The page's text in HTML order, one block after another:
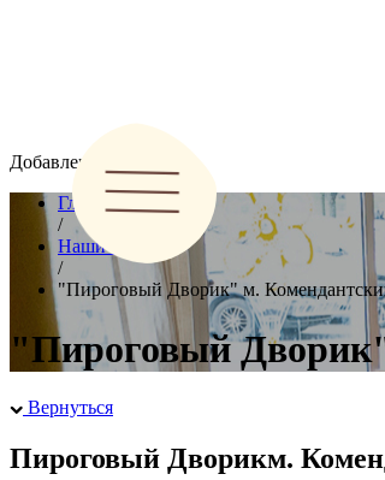
Добавлено:
Главная
/
Наши кафе
/
"Пироговый Дворик" м.
"Пироговый Дворик"
Вернуться
Пироговый Дворикм.